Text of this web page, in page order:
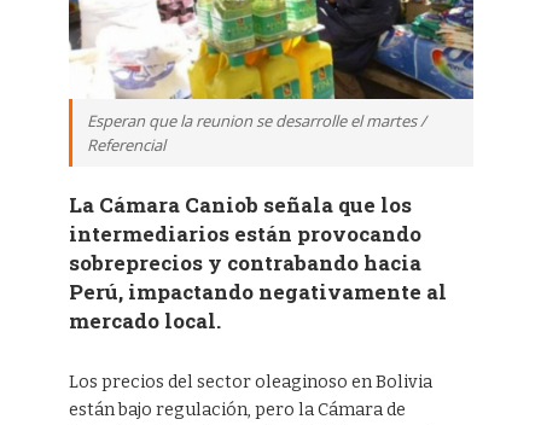
Esperan que la reunion se desarrolle el martes /
Referencial
La Cámara Caniob señala que los
intermediarios están provocando
sobreprecios y contrabando hacia
Perú, impactando negativamente al
mercado local.
Los precios del sector oleaginoso en Bolivia
están bajo regulación, pero la Cámara de